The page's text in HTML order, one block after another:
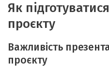
Як
проєкту
Важливість
проєкту